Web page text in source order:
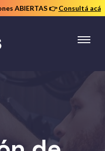
ABIERTAS👉 Consultá acá